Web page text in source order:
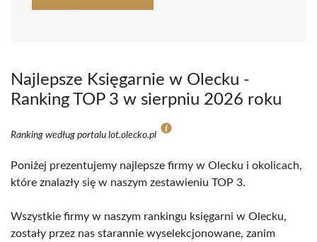
Najlepsze Księgarnie w Olecku -
Ranking TOP 3 w sierpniu 2026 roku
Ranking według portalu lot.olecko.pl
Poniżej prezentujemy najlepsze firmy w Olecku i okolicach,
które znalazły się w naszym zestawieniu TOP 3.
Wszystkie firmy w naszym rankingu księgarni w Olecku,
zostały przez nas starannie wyselekcjonowane, zanim